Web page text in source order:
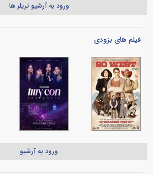
ورود به آرشیو تریلر ها
فیلم های بزودی
ورود به آرشیو